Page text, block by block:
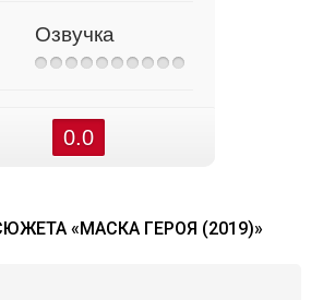
Озвучка
0.0
«МАСКА ГЕРОЯ (2019)»